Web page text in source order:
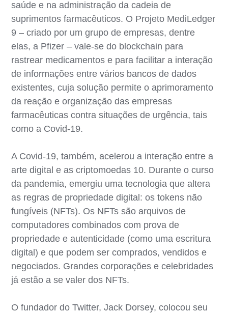
saúde e na administração da cadeia de
suprimentos farmacêuticos. O Projeto MediLedger
9 – criado por um grupo de empresas, dentre
elas, a Pfizer – vale-se do blockchain para
rastrear medicamentos e para facilitar a interação
de informações entre vários bancos de dados
existentes, cuja solução permite o aprimoramento
da reação e organização das empresas
farmacêuticas contra situações de urgência, tais
como a Covid-19.
A Covid-19, também, acelerou a interação entre a
arte digital e as criptomoedas 10. Durante o curso
da pandemia, emergiu uma tecnologia que altera
as regras de propriedade digital: os tokens não
fungíveis (NFTs). Os NFTs são arquivos de
computadores combinados com prova de
propriedade e autenticidade (como uma escritura
digital) e que podem ser comprados, vendidos e
negociados. Grandes corporações e celebridades
já estão a se valer dos NFTs.
O fundador do Twitter, Jack Dorsey, colocou seu